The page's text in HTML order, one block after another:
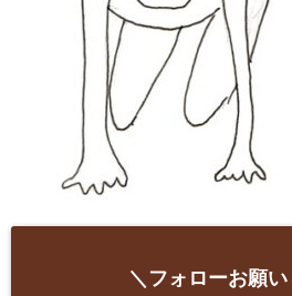
＼フォローお願